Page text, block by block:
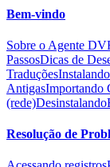
Bem-vindo
Sobre o Agente
PassosDicas de
TraduçõesInstalando
AntigasImportando
(rede)Desinstalando
Resolução de